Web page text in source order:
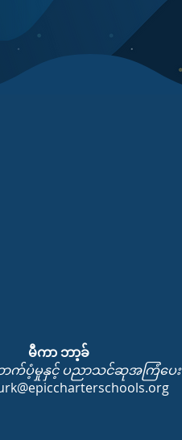
မီကာ ဘာ့ခ်
ာက်ပံ့မှုနှင့် ပညာသင်ဆုအကြံပေး